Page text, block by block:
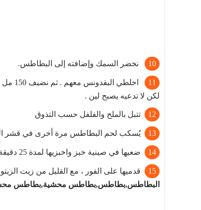
نخضر السمك وإضافته إلى البطاطس.
لكن لا تدعيه يصبح لين .
تتبل بالملح والفلفل حسب التذوق
يُسكب لحم البطاطس مرة أخرى في قشر
ضعيها في صينية خبز واخبزيها لمدة 25 دقيقة ، أو حتى تصبح ذهبية.
قدميها على الفور ، مع القليل من زيت
البطاطس,بطاطس,بطاطس محشية,بطاطس